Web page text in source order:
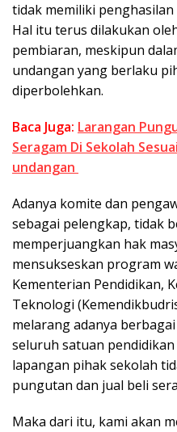
tidak memiliki
Hal itu terus dilakukan
pembiaran, meskipun
undangan yang berlaku
diperbolehkan.
Baca Juga: Larangan
Seragam Di Sekolah
undangan
Adanya komite dan
sebagai pelengkap, tidak
memperjuangkan hak
mensukseskan program
Kementerian Pendidikan,
Teknologi
melarang adanya
seluruh satuan
lapangan pihak sekolah
pungutan dan jual beli
Maka dari itu, kami akan